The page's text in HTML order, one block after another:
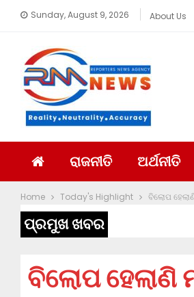
Sunday, August 9, 2026 About Us
ରାଜନୀତି ଅର୍ଥନୀତି
Home Today's Highlight ବିଲୋପ
ପ୍ରମୁଖ ଖବର
ବିଲୋପ